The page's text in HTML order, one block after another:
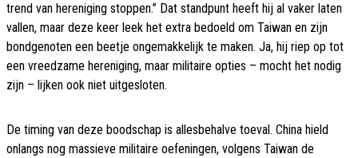
trend van hereniging stoppen.” Dat standpunt heeft hij al vaker laten
vallen, maar deze keer leek het extra bedoeld om Taiwan en zijn
bondgenoten een beetje ongemakkelijk te maken. Ja, hij riep op tot
een vreedzame hereniging, maar militaire opties – mocht het nodig
zijn – lijken ook niet uitgesloten.
De timing van deze boodschap is allesbehalve toeval. China hield
onlangs nog massieve militaire oefeningen, volgens Taiwan de